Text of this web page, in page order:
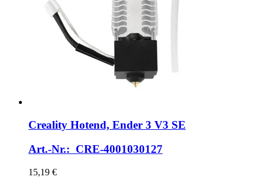
Creality Hotend, Ender 3 V3 SE
Art.-Nr.: CRE-4001030127
15,19 €